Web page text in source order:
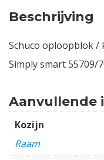
Beschrijving
Schuco oploopblok /
Simply smart 55709/
Aanvullende
Kozijn
Raam